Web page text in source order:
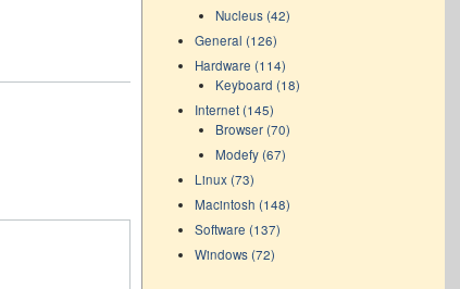
Nucleus (42)
General (126)
Hardware (114)
Keyboard (18)
Internet (145)
Browser (70)
Modefy (67)
Linux (73)
Macintosh (148)
Software (137)
Windows (72)